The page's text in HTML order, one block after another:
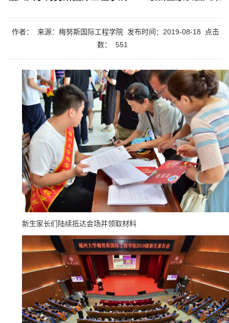
作者： 来源：梅努斯国际工程学院 发布时间：2019-08-18
点击
数：
551
新生家长们陆续抵达会场并领取材料